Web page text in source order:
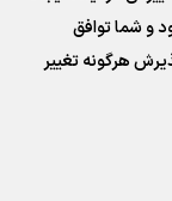
و شما توافق
هرگونه تغییر